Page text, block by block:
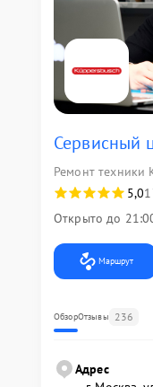
Сервисный
Ремонт техники
5,0
Открыто до
Маршрут
ОбзорОтзывы 236
Адрес